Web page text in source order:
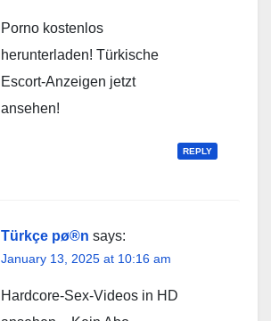
Porno kostenlos
herunterladen! Türkische
Escort-Anzeigen jetzt
ansehen!
REPLY
Türkçe pø®n says:
January 13, 2025 at 10:16 am
Hardcore-Sex-Videos in HD